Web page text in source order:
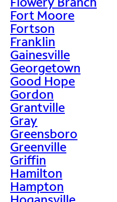
Fort Moore
Fortson
Franklin
Gainesville
Georgetown
Good Hope
Gordon
Grantville
Gray
Greensboro
Greenville
Griffin
Hamilton
Hampton